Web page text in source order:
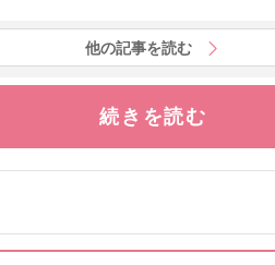
他の記事を読む
続きを読む